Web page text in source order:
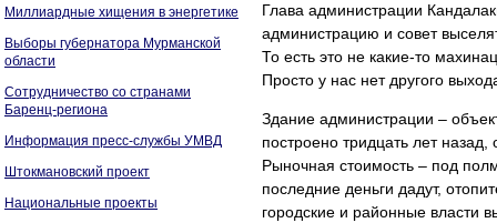
Миллиардные хищения в энергетике
Выборы губернатора Мурманской
области
Сотрудничество со странами
Баренц-региона
Информация пресс-службы УМВД
Штокмановский проект
Национальные проекты
Глава администрации
администрацию и совет
То есть это не какие-то
Просто у нас нет другого
Здание администрации –
построено тридцать лет
Рыночная стоимость – под
последние деньги дадут,
городские и районные власти